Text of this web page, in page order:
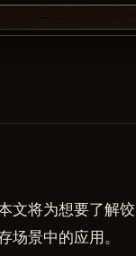
文将为想要了解饺
景中的应用。